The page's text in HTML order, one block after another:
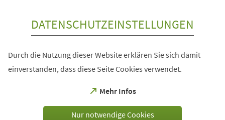
DATENSCHUTZEINSTELLUNGEN
Durch die Nutzung dieser Website erklären Sie sich damit
einverstanden, dass diese Seite Cookies verwendet.
Mehr Infos
(Öffnet
einem
Nur notwendige Cookies